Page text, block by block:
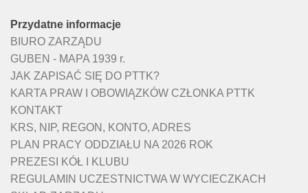
Przydatne informacje
BIURO ZARZĄDU
GUBEN - MAPA 1939 r.
JAK ZAPISAĆ SIĘ DO PTTK?
KARTA PRAW I OBOWIĄZKÓW CZŁONKA PTTK
KONTAKT
KRS, NIP, REGON, KONTO, ADRES
PLAN PRACY ODDZIAŁU NA 2026 ROK
PREZESI KÓŁ I KLUBU
REGULAMIN UCZESTNICTWA W WYCIECZKACH